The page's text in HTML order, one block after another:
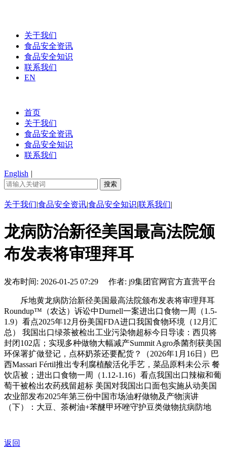
关于我们
食品安全资讯
食品安全知识
联系我们
EN
首页
关于我们
食品安全资讯
食品安全知识
联系我们
English |
关于我们|食品安全资讯|食品安全知识|联系我们|
龙病防治新径美国最高法院颁
布发表将审理拜耳
发布时间: 2026-01-25 07:29 作者: j9集团官网官方直营平台
斥地黄龙病防治新径美国最高法院颁布发表将审理拜耳
Roundup™（农达）诉讼中Durnell一案进出口食物一周（1.5-
1.9）看点2025年12月份美国FDA进口我国食物环境（12月汇
总） 我国出口绿茶被检出工业污染物超标今日导读：西贝将
封闭102店；实现多种做物大幅减产Summit Agro杀菌剂获美国
环保署扩做登记，点杯奶茶还要配货？（2026年1月16日）巴
西Massari Fértil推出专利腐植酸活化手艺，菜品原料未公示 餐
饮店被；进出口食物一周（1.12-1.16）看点我国出口辣椒和葡
萄干被检出农药残留超标 美国对我国出口面包实施从动美国
农业部发布2025年第三份中国市场油籽做物及产物演讲
（下）：大豆、茶树油+苯醚甲环唑守护豆类做物抗病防地
返回